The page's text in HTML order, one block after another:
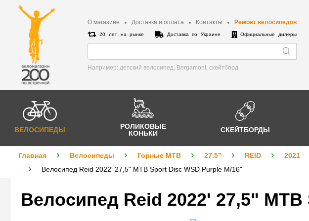
О магазине Доставка и оплата Контакты Ремонт велосипедов
20 лет на рынке Доставка по Украине Официальные дилеры
Например: детский велосипед, Bergamont, cкейтборд
ВЕЛОСИПЕДЫ
РОЛИКОВЫЕ
КОНЬКИ
СКЕЙТБОРДЫ
Главная Велосипеды Горные MTB 27.5” REID 2021
Велосипед Reid 2022' 27,5" MTB Sport Disc WSD Purple M/16"
Велосипед Reid 2022' 27,5"